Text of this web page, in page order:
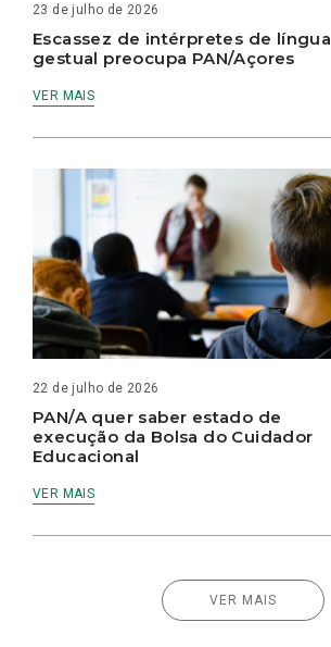
23 de julho de 2026
Escassez de intérpretes de língua
gestual preocupa PAN/Açores
VER MAIS
22 de julho de 2026
PAN/A quer saber estado de
execução da Bolsa do Cuidador
Educacional
VER MAIS
VER MAIS